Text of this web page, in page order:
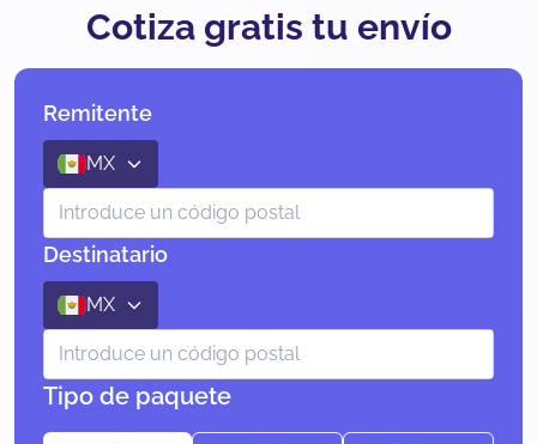
Cotiza gratis tu envío
Remitente
MX
Destinatario
MX
Tipo de paquete